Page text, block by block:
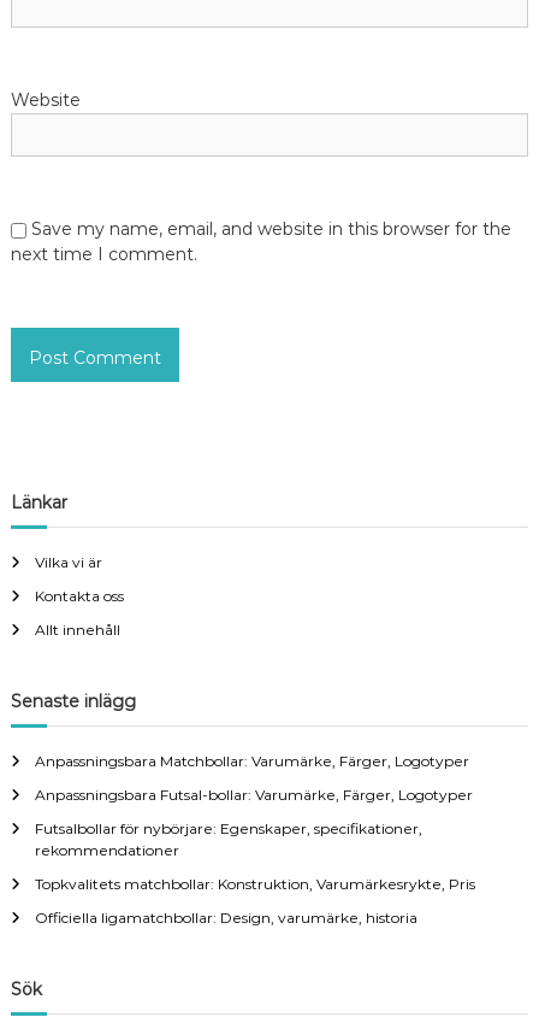
Website
Save my name, email, and website in this browser for the
next time I comment.
Länkar
Vilka vi är
Kontakta oss
Allt innehåll
Senaste inlägg
Anpassningsbara Matchbollar: Varumärke, Färger, Logotyper
Anpassningsbara Futsal-bollar: Varumärke, Färger, Logotyper
Futsalbollar för nybörjare: Egenskaper, specifikationer,
rekommendationer
Topkvalitets matchbollar: Konstruktion, Varumärkesrykte, Pris
Officiella ligamatchbollar: Design, varumärke, historia
Sök